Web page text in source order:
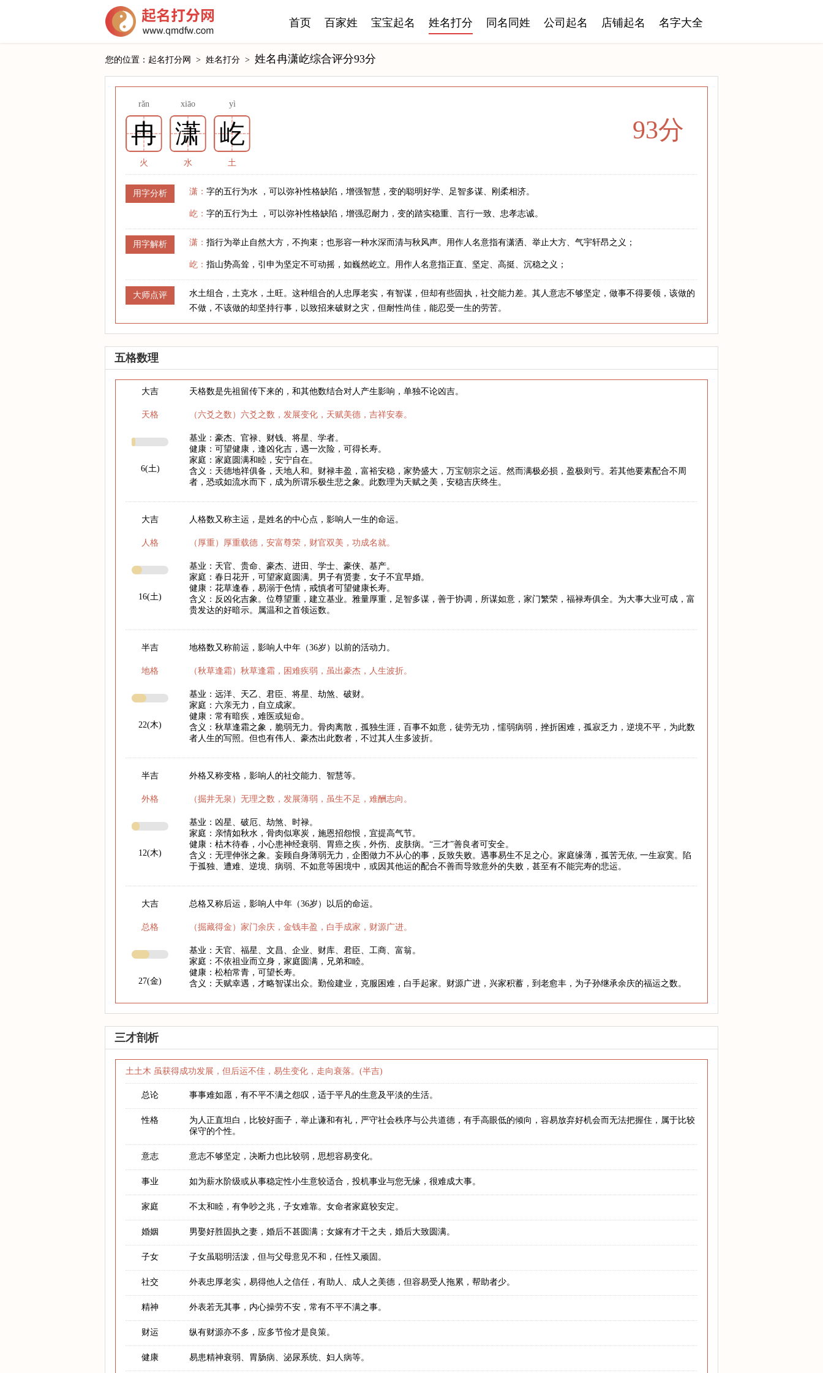
首页 百家姓 宝宝起名 姓名打分 同名同姓 公司起名 店铺起名 名字大全
您的位置： 起名打分网 > 姓名打分 > 姓名冉潇屹综合评分93分
rǎn xiāo yì
冉 潇 屹
火 水 土
93分
用字分析 潇： 字的五行为水 ，可以弥补性格缺陷，增强智慧，变的聪明好学、足智多谋、刚柔相济。
屹： 字的五行为土 ，可以弥补性格缺陷，增强忍耐力，变的踏实稳重、言行一致、忠孝志诚。
用字解析 潇： 指行为举止自然大方，不拘束；也形容一种水深而清与秋风声。用作人名意指有潇洒、举止大方、气宇轩昂之义；
屹： 指山势高耸，引申为坚定不可动摇，如巍然屹立。用作人名意指正直、坚定、高挺、沉稳之义；
大师点评
水土组合，土克水，土旺。这种组合的人忠厚老实，有智谋，但却有些固执，社交能力差。其人意志不够坚定，做事不得要领，该做的
不做，不该做的却坚持行事，以致招来破财之灾，但耐性尚佳，能忍受一生的劳苦。
五格数理
大吉
天格
6(土)
天格数是先祖留传下来的，和其他数结合对人产生影响，单独不论凶吉。
（六爻之数）六爻之数，发展变化，天赋美德，吉祥安泰。
基业：豪杰、官禄、财钱、将星、学者。
健康：可望健康，逢凶化吉，遇一次险，可得长寿。
家庭：家庭圆满和睦，安宁自在。
含义：天德地祥俱备，天地人和。财禄丰盈，富裕安稳，家势盛大，万宝朝宗之运。然而满极必损，盈极则亏。若其他要素配合不周
者，恐或如流水而下，成为所谓乐极生悲之象。此数理为天赋之美，安稳吉庆终生。
大吉
人格
16(土)
人格数又称主运，是姓名的中心点，影响人一生的命运。
（厚重）厚重载德，安富尊荣，财官双美，功成名就。
基业：天官、贵命、豪杰、进田、学士、豪侠、基产。
家庭：春日花开，可望家庭圆满。男子有贤妻，女子不宜早婚。
健康：花草逢春，易溺于色情，戒慎者可望健康长寿。
含义：反凶化吉象。位尊望重，建立基业。雅量厚重，足智多谋，善于协调，所谋如意，家门繁荣，福禄寿俱全。为大事大业可成，富
贵发达的好暗示。属温和之首领运数。
半吉
地格
22(木)
地格数又称前运，影响人中年（36岁）以前的活动力。
（秋草逢霜）秋草逢霜，困难疾弱，虽出豪杰，人生波折。
基业：远洋、天乙、君臣、将星、劫煞、破财。
家庭：六亲无力，自立成家。
健康：常有暗疾，难医或短命。
含义：秋草逢霜之象，脆弱无力。骨肉离散，孤独生涯，百事不如意，徒劳无功，懦弱病弱，挫折困难，孤寂乏力，逆境不平，为此数
者人生的写照。但也有伟人、豪杰出此数者，不过其人生多波折。
半吉
外格
12(木)
外格又称变格，影响人的社交能力、智慧等。
（掘井无泉）无理之数，发展薄弱，虽生不足，难酬志向。
基业：凶星、破厄、劫煞、时禄。
家庭：亲情如秋水，骨肉似寒炭，施恩招怨恨，宜提高气节。
健康：枯木待春，小心患神经衰弱、胃癌之疾，外伤、皮肤病。“三才”善良者可安全。
含义：无理伸张之象。妄顾自身薄弱无力，企图做力不从心的事，反致失败。遇事易生不足之心。家庭缘薄，孤苦无依, 一生寂寞。陷
于孤独、遭难、逆境、病弱、不如意等困境中，或因其他运的配合不善而导致意外的失败，甚至有不能完寿的悲运。
大吉
总格
27(金)
总格又称后运，影响人中年（36岁）以后的命运。
（掘藏得金）家门余庆，金钱丰盈，白手成家，财源广进。
基业：天官、福星、文昌、企业、财库、君臣、工商、富翁。
家庭：不依祖业而立身，家庭圆满，兄弟和睦。
健康：松柏常青，可望长寿。
含义：天赋幸遇，才略智谋出众。勤俭建业，克服困难，白手起家。财源广进，兴家积蓄，到老愈丰，为子孙继承余庆的福运之数。
三才剖析
土土木 虽获得成功发展，但后运不佳，易生变化，走向衰落。(半吉)
总论 事事难如愿，有不平不满之怨叹，适于平凡的生意及平淡的生活。
性格
为人正直坦白，比较好面子，举止谦和有礼，严守社会秩序与公共道德，有手高眼低的倾向，容易放弃好机会而无法把握住，属于比较
保守的个性。
意志 意志不够坚定，决断力也比较弱，思想容易变化。
事业 如为薪水阶级或从事稳定性小生意较适合，投机事业与您无缘，很难成大事。
家庭 不太和睦，有争吵之兆，子女难靠。女命者家庭较安定。
婚姻 男娶好胜固执之妻，婚后不甚圆满；女嫁有才干之夫，婚后大致圆满。
子女 子女虽聪明活泼，但与父母意见不和，任性又顽固。
社交 外表忠厚老实，易得他人之信任，有助人、成人之美德，但容易受人拖累，帮助者少。
精神 外表若无其事，内心操劳不安，常有不平不满之事。
财运 纵有财源亦不多，应多节俭才是良策。
健康 易患精神衰弱、胃肠病、泌尿系统、妇人病等。